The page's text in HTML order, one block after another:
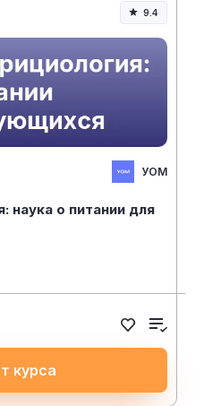
9.4
УОМ
наука о питании для
курса